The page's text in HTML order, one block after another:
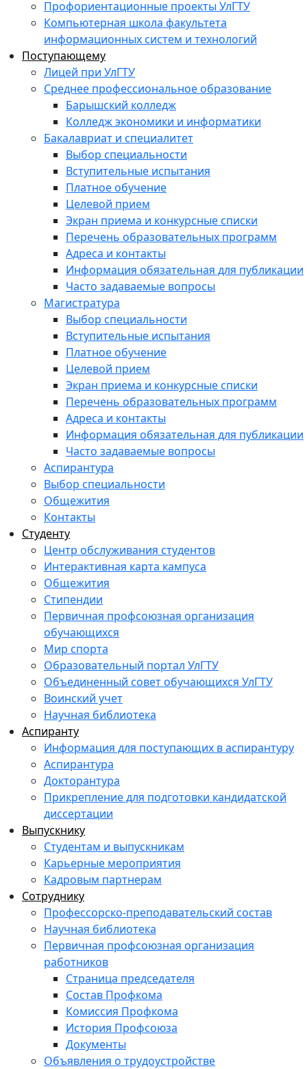
Профориентационные проекты УлГТУ
Компьютерная школа факультета
информационных систем и технологий
Поступающему
Лицей при УлГТУ
Среднее профессиональное образование
Барышский колледж
Колледж экономики и информатики
Бакалавриат и специалитет
Выбор специальности
Вступительные испытания
Платное обучение
Целевой прием
Экран приема и конкурсные списки
Перечень образовательных программ
Адреса и контакты
Информация обязательная для публикации
Часто задаваемые вопросы
Магистратура
Выбор специальности
Вступительные испытания
Платное обучение
Целевой прием
Экран приема и конкурсные списки
Перечень образовательных программ
Адреса и контакты
Информация обязательная для публикации
Часто задаваемые вопросы
Аспирантура
Выбор специальности
Общежития
Контакты
Студенту
Центр обслуживания студентов
Интерактивная карта кампуса
Общежития
Стипендии
Первичная профсоюзная организация
обучающихся
Мир спорта
Образовательный портал УлГТУ
Объединенный совет обучающихся УлГТУ
Воинский учет
Научная библиотека
Аспиранту
Информация для поступающих в аспирантуру
Аспирантура
Докторантура
Прикрепление для подготовки кандидатской
диссертации
Выпускнику
Студентам и выпускникам
Карьерные мероприятия
Кадровым партнерам
Сотруднику
Профессорско-преподавательский состав
Научная библиотека
Первичная профсоюзная организация
работников
Страница председателя
Состав Профкома
Комиссия Профкома
История Профсоюза
Документы
Объявления о трудоустройстве